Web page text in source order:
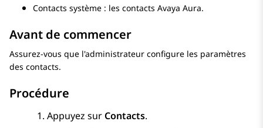
Contacts système : les contacts Avaya Aura.
Avant de commencer
Assurez-vous que l'administrateur configure les paramètres
des contacts.
Procédure
Appuyez sur Contacts.